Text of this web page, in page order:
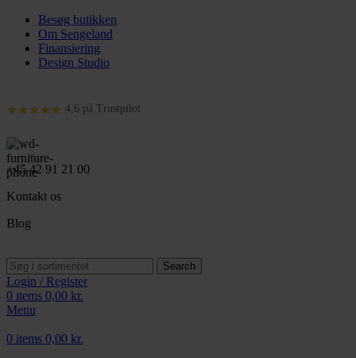
Besøg butikken
Om Sengeland
Finansiering
Design Studio
4,6 på Trustpilot
+45 42 91 21 00
Kontakt os
Blog
Search
Login / Register
0 items 0,00 kr.
Menu
0 items 0,00 kr.